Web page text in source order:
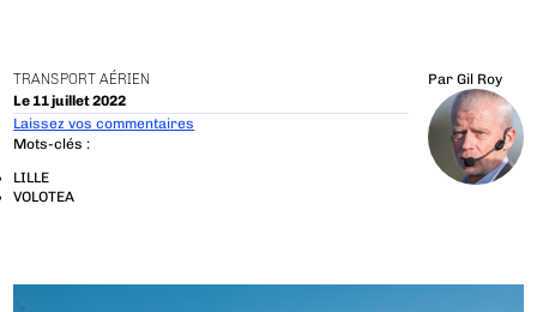
TRANSPORT AÉRIEN
Le 11 juillet 2022
Par Gil Roy
Laissez vos commentaires
Mots-clés :
LILLE
VOLOTEA